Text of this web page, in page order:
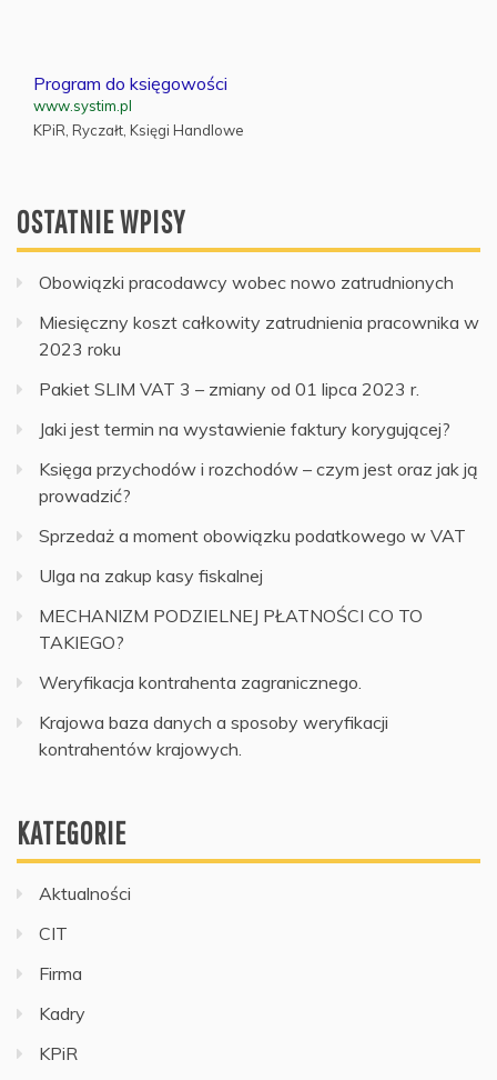
Program do księgowości
www.systim.pl
KPiR, Ryczałt, Księgi Handlowe
OSTATNIE WPISY
Obowiązki pracodawcy wobec nowo zatrudnionych
Miesięczny koszt całkowity zatrudnienia pracownika w
2023 roku
Pakiet SLIM VAT 3 – zmiany od 01 lipca 2023 r.
Jaki jest termin na wystawienie faktury korygującej?
Księga przychodów i rozchodów – czym jest oraz jak ją
prowadzić?
Sprzedaż a moment obowiązku podatkowego w VAT
Ulga na zakup kasy fiskalnej
MECHANIZM PODZIELNEJ PŁATNOŚCI CO TO
TAKIEGO?
Weryfikacja kontrahenta zagranicznego.
Krajowa baza danych a sposoby weryfikacji
kontrahentów krajowych.
KATEGORIE
Aktualności
CIT
Firma
Kadry
KPiR